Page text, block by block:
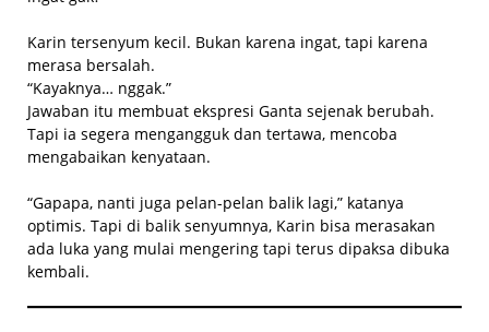
Karin tersenyum kecil. Bukan karena ingat, tapi karena
merasa bersalah.
“Kayaknya… nggak.”
Jawaban itu membuat ekspresi Ganta sejenak berubah.
Tapi ia segera mengangguk dan tertawa, mencoba
mengabaikan kenyataan.
“Gapapa, nanti juga pelan-pelan balik lagi,” katanya
optimis. Tapi di balik senyumnya, Karin bisa merasakan
ada luka yang mulai mengering tapi terus dipaksa dibuka
kembali.